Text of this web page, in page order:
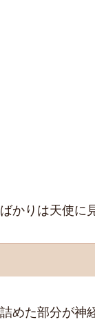
かりは天使に
めた部分が神